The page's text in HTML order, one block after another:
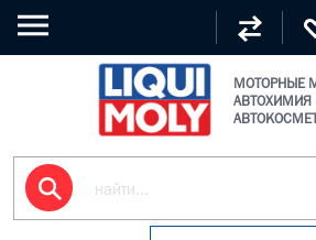
МОТОРНЫЕ
АВТОХИМИЯ